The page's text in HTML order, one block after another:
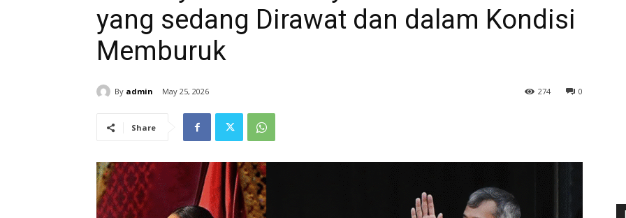
yang sedang Dirawat dan dalam Kondisi
Memburuk
By admin May 25, 2026 0
274
Share